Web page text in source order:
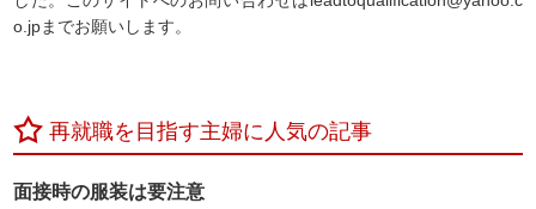
o.jpまでお願いします。
再就職を目指す主婦に人気の記事
面接時の服装は要注意